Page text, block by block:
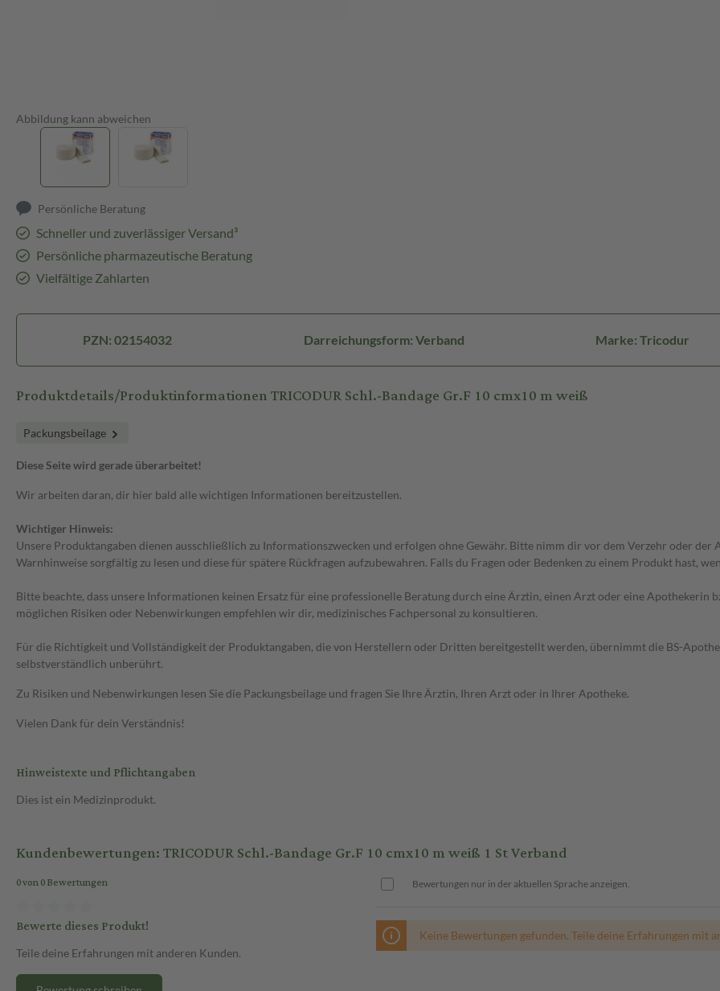
Abbildung kann abweichen
Persönliche Beratung
Schneller und zuverlässiger Versand³
Persönliche pharmazeutische Beratung
Vielfältige Zahlarten
PZN: 02154032 Darreichungsform: Verband Marke: Tricodur
Produktdetails/Produktinformationen TRICODUR Schl.-Bandage Gr.F 10 cmx10 m weiß
Packungsbeilage
Diese Seite wird gerade überarbeitet!
Wir arbeiten daran, dir hier bald alle wichtigen Informationen bereitzustellen.
Wichtiger Hinweis:
Unsere Produktangaben dienen ausschließlich zu Informationszwecken und erfolgen ohne Gewähr. Bitte nimm dir vor dem Verzehr oder
Warnhinweise sorgfältig zu lesen und diese für spätere Rückfragen aufzubewahren. Falls du Fragen oder Bedenken zu einem Produkt hast,
Bitte beachte, dass unsere Informationen keinen Ersatz für eine professionelle Beratung durch eine Ärztin, einen Arzt oder eine Apothekerin
möglichen Risiken oder Nebenwirkungen empfehlen wir dir, medizinisches Fachpersonal zu konsultieren.
Für die Richtigkeit und Vollständigkeit der Produktangaben, die von Herstellern oder Dritten bereitgestellt werden, übernimmt die BS-
selbstverständlich unberührt.
Zu Risiken und Nebenwirkungen lesen Sie die Packungsbeilage und fragen Sie Ihre Ärztin, Ihren Arzt oder in Ihrer Apotheke.
Vielen Dank für dein Verständnis!
Hinweistexte und Pflichtangaben
Dies ist ein Medizinprodukt.
Kundenbewertungen: TRICODUR Schl.-Bandage Gr.F 10 cmx10 m weiß 1 St Verband
0 von 0 Bewertungen
Bewerte dieses Produkt!
Teile deine Erfahrungen mit anderen Kunden.
Bewertungen nur in der aktuellen Sprache anzeigen.
Keine Bewertungen gefunden. Teile deine Erfahrungen mit